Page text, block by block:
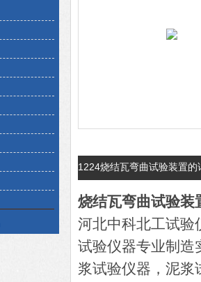
1224烧结瓦弯曲试验装置的
烧结瓦弯曲试验装
河北中科北工试验
试验仪器专业制造
浆试验仪器，泥浆